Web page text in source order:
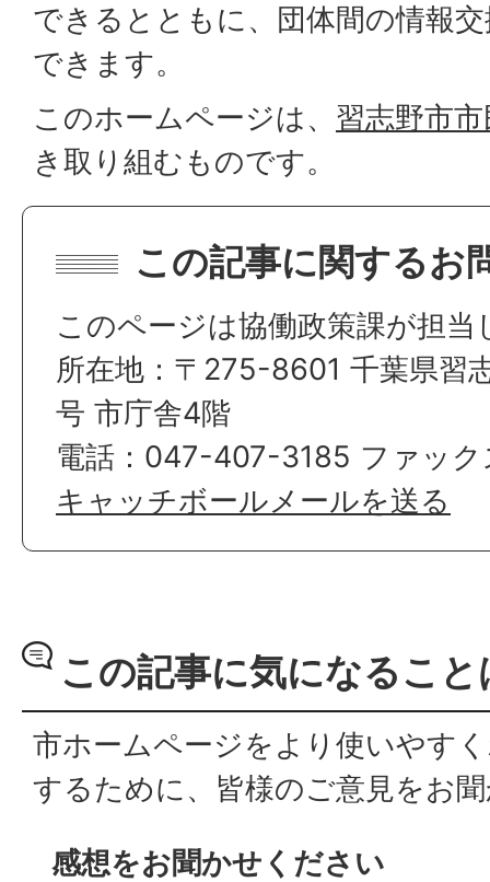
できるとともに、団体間の情報
できます。
このホームページは、 習志野市
き取り組むものです。
この記事に関するお
このページは協働政策課が担当
所在地：〒275-8601 千葉県習
号 市庁舎4階
電話：047-407-3185 ファッ
キャッチボールメールを送る
この記事に気になるこ
市ホームページをより使いやす
するために、皆様のご意見をお
感想をお聞かせください